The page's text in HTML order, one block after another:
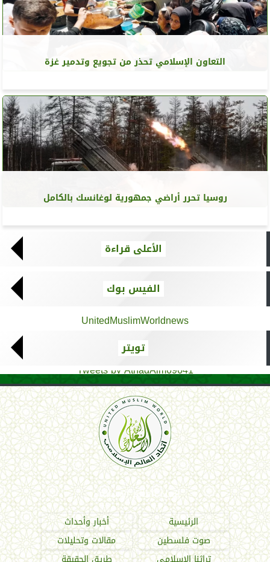
التعاون الإسلامي تحذر من تجويع وتدمير غزة
روسيا تحرر أراضي جمهورية لوغانسك بالكامل
الأعلى قراءة
الفيس بوك
UnitedMuslimWorldnews
تويتر
Tweets by AthadAlm69641
اتحاد العالم الإسلامي
الرئيسية
أخبار وأحداث
صوت فلسطين
مقالات وتحليلات